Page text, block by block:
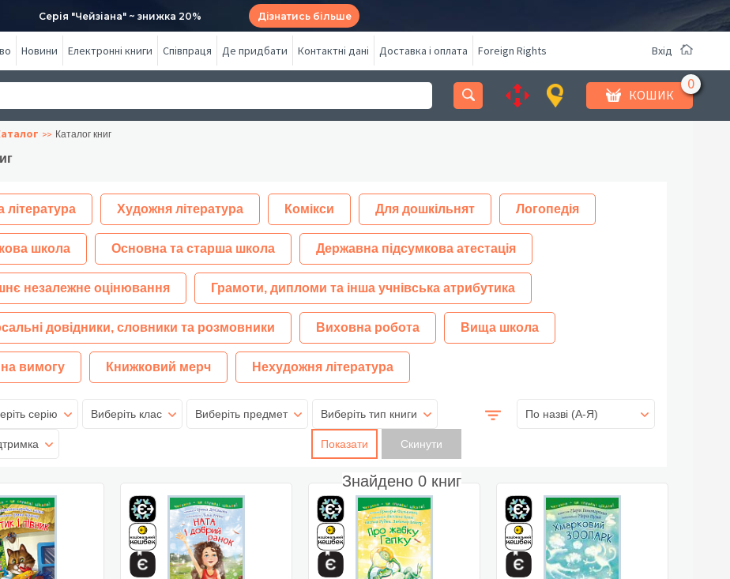
Серія "Чейзіана" ~ знижка 20% Дізнатись більше
Новини Електронні книги Співпраця Де придбати Контактні дані Доставка і оплата Foreign Rights Вхід
КОШИК
Каталог книг
література Художня література Комікси Для дошкільнят Логопедія
школа Основна та старша школа Державна підсумкова атестація
незалежне оцінювання Грамоти, дипломи та інша учнівська атрибутика
довідники, словники та розмовники Виховна робота Вища школа
на вимогу Книжковий мерч Нехудожня література
серію Виберіть клас Виберіть предмет Виберіть тип книги
Показати
Знайдено 0 книг
По назві (A-Я)